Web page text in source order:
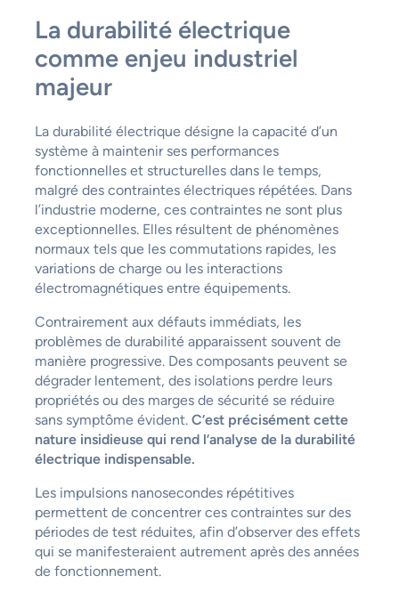
La durabilité électrique
comme enjeu industriel
majeur
La durabilité électrique désigne la capacité d’un
système à maintenir ses performances
fonctionnelles et structurelles dans le temps,
malgré des contraintes électriques répétées. Dans
l’industrie moderne, ces contraintes ne sont plus
exceptionnelles. Elles résultent de phénomènes
normaux tels que les commutations rapides, les
variations de charge ou les interactions
électromagnétiques entre équipements.
Contrairement aux défauts immédiats, les
problèmes de durabilité apparaissent souvent de
manière progressive. Des composants peuvent se
dégrader lentement, des isolations perdre leurs
propriétés ou des marges de sécurité se réduire
sans symptôme évident. C’est précisément cette
nature insidieuse qui rend l’analyse de la durabilité
électrique indispensable.
Les impulsions nanosecondes répétitives
permettent de concentrer ces contraintes sur des
périodes de test réduites, afin d’observer des effets
qui se manifesteraient autrement après des années
de fonctionnement.